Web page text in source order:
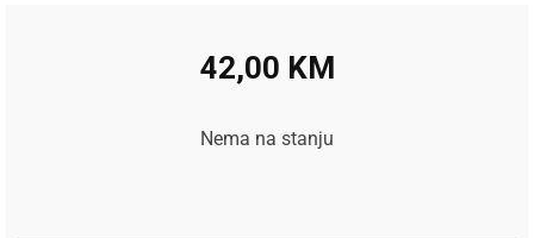
42,00 KM
Nema na stanju